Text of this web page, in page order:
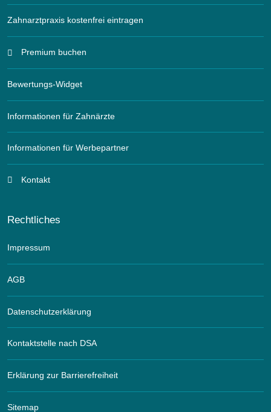
Zahnarztpraxis kostenfrei eintragen
Premium buchen
Bewertungs-Widget
Informationen für Zahnärzte
Informationen für Werbepartner
Kontakt
Rechtliches
Impressum
AGB
Datenschutzerklärung
Kontaktstelle nach DSA
Erklärung zur Barrierefreiheit
Sitemap